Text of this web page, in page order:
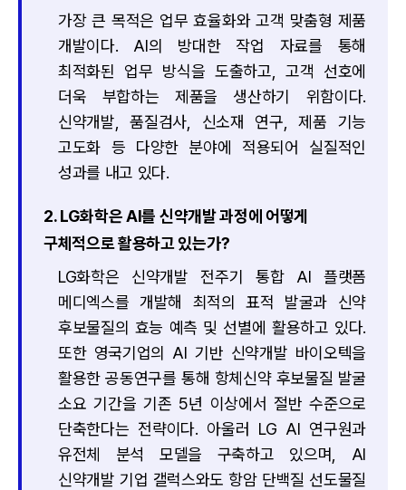
가장 큰 목적은 업무 효율화와 고객 맞춤형 제품
개발이다. AI의 방대한 작업 자료를 통해
최적화된 업무 방식을 도출하고, 고객 선호에
더욱 부합하는 제품을 생산하기 위함이다.
신약개발, 품질검사, 신소재 연구, 제품 기능
고도화 등 다양한 분야에 적용되어 실질적인
성과를 내고 있다.
2. LG화학은 AI를 신약개발 과정에 어떻게
구체적으로 활용하고 있는가?
LG화학은 신약개발 전주기 통합 AI 플랫폼
메디엑스를 개발해 최적의 표적 발굴과 신약
후보물질의 효능 예측 및 선별에 활용하고 있다.
또한 영국기업의 AI 기반 신약개발 바이오텍을
활용한 공동연구를 통해 항체신약 후보물질 발굴
소요 기간을 기존 5년 이상에서 절반 수준으로
단축한다는 전략이다. 아울러 LG AI 연구원과
유전체 분석 모델을 구축하고 있으며, AI
신약개발 기업 갤럭스와도 항암 단백질 선도물질